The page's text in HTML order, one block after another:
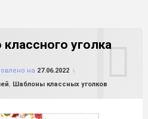
уголка
на 27.06.2022
, Шаблоны классных уголков